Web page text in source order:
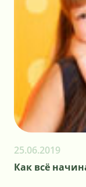
25.06.2019
Как всё